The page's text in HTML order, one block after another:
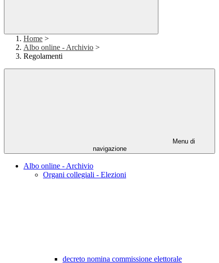
Home >
Albo online - Archivio >
Regolamenti
Menu di
navigazione
Albo online - Archivio
Organi collegiali - Elezioni
decreto nomina commissione elettorale